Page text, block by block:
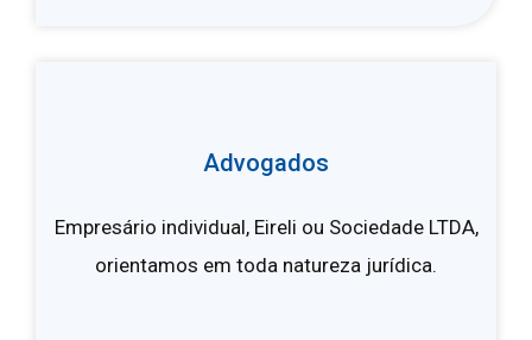
Advogados
Empresário individual, Eireli ou Sociedade LTDA,
orientamos em toda natureza jurídica.